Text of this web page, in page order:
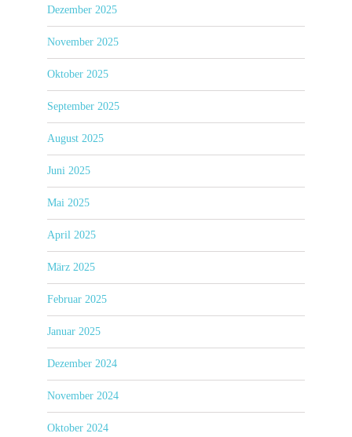
Dezember 2025
November 2025
Oktober 2025
September 2025
August 2025
Juni 2025
Mai 2025
April 2025
März 2025
Februar 2025
Januar 2025
Dezember 2024
November 2024
Oktober 2024